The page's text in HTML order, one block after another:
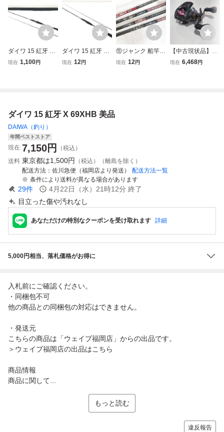
ダイワ 15 紅牙 X
69HB
現在 1,100円
ダイワ 15 紅牙 X
69MHB
現在 12円
⑪ジャンク 船竿
タイラバロッド 5
現在 12円
【中古現状品】Da
iwa ダイワ KO
現在 6,468円
ダイワ 15 紅牙 X 69XHB 美品
DAIWA（釣り）
年間ベストストア
現在 7,150円
（税込）
送料 東京都は1,500円
（税込）（離島を除く）
配送方法
佐川急便（福岡店より発送）
配送方法一覧
条件により送料が異なる場合があります
29件 4月22日（水）21時12分 終了
目立った傷や汚れなし
あなただけの特別なクーポンを受け取れます 詳細
5,000円相当、落札価格がお得に
入札前にご確認ください。
・同梱包不可
他の商品との同梱包の対応はできません。
・発送元
こちらの商品は「ウェイブ福岡店」からの出品です。
＞ウェイブ福岡店の出品はこちら
商品情報
商品に関して...
もっと読む
違反報告